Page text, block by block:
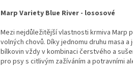
Marp Variety Blue River - lososové
Mezi nejdůležitější vlastnosti krmiva Marp
volných chovů. Díky jednomu druhu masa
bílkovin vždy v kombinaci čerstvého a
pro psy s citlivým zažíváním a potravními